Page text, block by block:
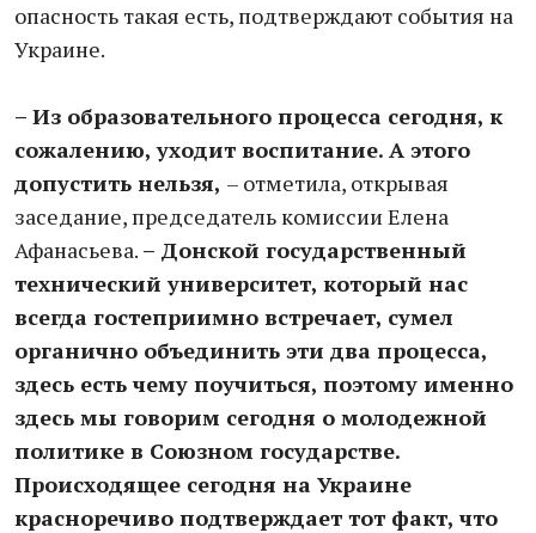
опасность такая есть, подтверждают события на
Украине.
– Из образовательного процесса сегодня, к
сожалению, уходит воспитание. А этого
допустить нельзя, – отметила, открывая
заседание, председатель комиссии Елена
Афанасьева. – Донской государственный
технический университет, который нас
всегда гостеприимно встречает, сумел
органично объединить эти два процесса,
здесь есть чему поучиться, поэтому именно
здесь мы говорим сегодня о молодежной
политике в Союзном государстве.
Происходящее сегодня на Украине
красноречиво подтверждает тот факт, что